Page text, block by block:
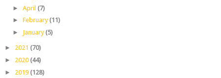
► April (7)
► February (11)
► January (5)
► 2021 (70)
► 2020 (44)
► 2019 (128)